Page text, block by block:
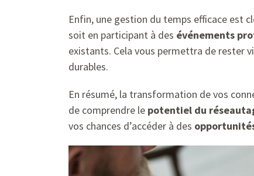
Enfin, une gestion du temps efficace est
soit en participant à des événements
existants. Cela vous permettra de rester
durables.
En résumé, la transformation de vos
de comprendre le potentiel du
vos chances d’accéder à des